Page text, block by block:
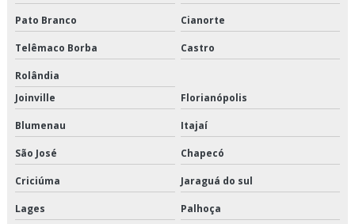
Transporte fracionado de alimentos perecíveis
Transporte fracionado de alimentos perecíveis em sp
Transporte fracionado de alimentos perecíveis preço
Transporte fracionado de alimentos perecíveis são paulo
Transporte fracionado de alimentos perecíveis valor
Transporte fracionado são paulo
Pato Branco Cianorte
Telêmaco Borba Castro
Rolândia
Joinville
Florianópolis
Blumenau Itajaí
São José Chapecó
Criciúma Jaraguá do sul
Lages Palhoça